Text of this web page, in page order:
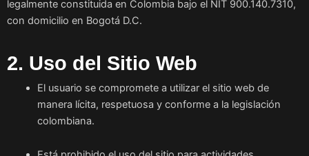
legalmente constituida en Colombia bajo el NIT 900.140.7310,
con domicilio en Bogotá D.C.
2. Uso del Sitio Web
El usuario se compromete a utilizar el sitio web de
manera lícita, respetuosa y conforme a la legislación
colombiana.